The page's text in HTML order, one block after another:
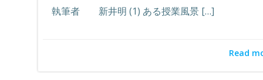
執筆者 新井明 (1) ある授業風景 […]
Read